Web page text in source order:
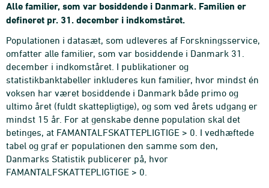
Alle familier, som var bosiddende i Danmark. Familien er
defineret pr. 31. december i indkomståret.
Populationen i datasæt, som udleveres af Forskningsservice,
omfatter alle familier, som var bosiddende i Danmark 31.
december i indkomståret. I publikationer og
statistikbanktabeller inkluderes kun familier, hvor mindst én
voksen har været bosiddende i Danmark både primo og
ultimo året (fuldt skattepligtige), og som ved årets udgang er
mindst 15 år. For at genskabe denne population skal det
betinges, at FAMANTALFSKATTEPLIGTIGE > 0. I vedhæftede
tabel og graf er populationen den samme som den,
Danmarks Statistik publicerer på, hvor
FAMANTALFSKATTEPLIGTIGE > 0.